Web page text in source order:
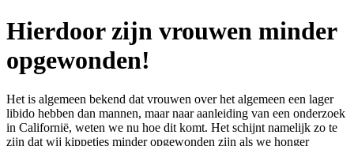
Hierdoor zijn vrouwen minder
opgewonden!
Het is algemeen bekend dat vrouwen over het algemeen een lager
libido hebben dan mannen, maar naar aanleiding van een onderzoek
in Californië, weten we nu hoe dit komt. Het schijnt namelijk zo te
zijn dat wij kippetjes minder opgewonden zijn als we honger